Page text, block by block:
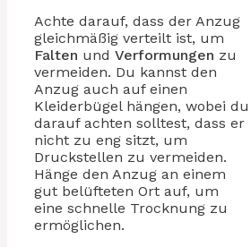
Achte darauf, dass der Anzug
gleichmäßig verteilt ist, um
Falten und Verformungen zu
vermeiden. Du kannst den
Anzug auch auf einen
Kleiderbügel hängen, wobei du
darauf achten solltest, dass er
nicht zu eng sitzt, um
Druckstellen zu vermeiden.
Hänge den Anzug an einem
gut belüfteten Ort auf, um
eine schnelle Trocknung zu
ermöglichen.